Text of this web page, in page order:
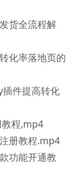
货全流程解
化率落地页的
插件提高转化
教程,mp4
册教程.mp4
功能开通教